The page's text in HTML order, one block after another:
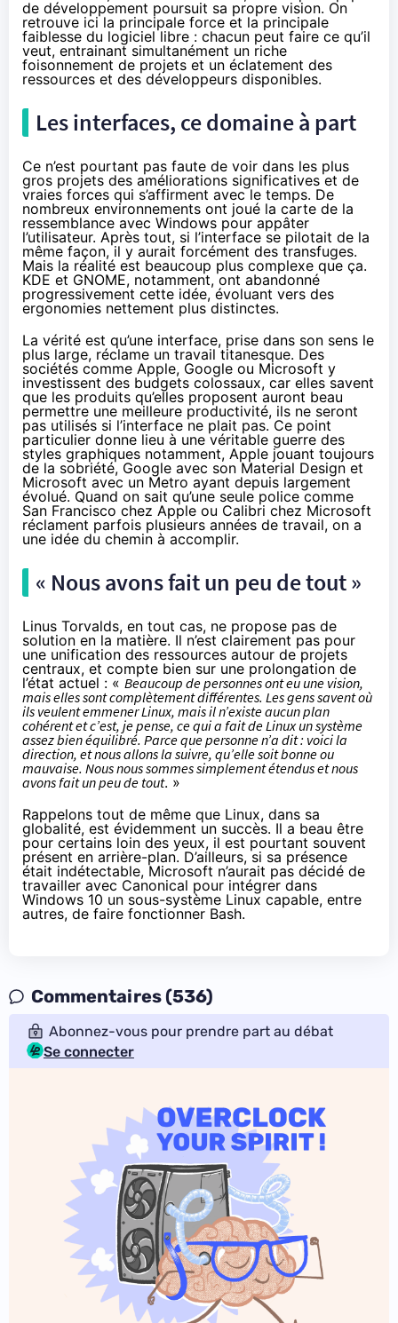
de développement poursuit sa propre vision. On
retrouve ici la principale force et la principale
faiblesse du logiciel libre : chacun peut faire ce qu’il
veut, entrainant simultanément un riche
foisonnement de projets et un éclatement des
ressources et des développeurs disponibles.
Les interfaces, ce domaine à part
Ce n’est pourtant pas faute de voir dans les plus
gros projets des améliorations significatives et de
vraies forces qui s’affirment avec le temps. De
nombreux environnements ont joué la carte de la
ressemblance avec Windows pour appâter
l’utilisateur. Après tout, si l’interface se pilotait de la
même façon, il y aurait forcément des transfuges.
Mais la réalité est beaucoup plus complexe que ça.
KDE et GNOME, notamment, ont abandonné
progressivement cette idée, évoluant vers des
ergonomies nettement plus distinctes.
La vérité est qu’une interface, prise dans son sens le
plus large, réclame un travail titanesque. Des
sociétés comme Apple, Google ou Microsoft y
investissent des budgets colossaux, car elles savent
que les produits qu’elles proposent auront beau
permettre une meilleure productivité, ils ne seront
pas utilisés si l’interface ne plait pas. Ce point
particulier donne lieu à une véritable guerre des
styles graphiques notamment, Apple jouant toujours
de la sobriété, Google avec son Material Design et
Microsoft avec un Metro ayant depuis largement
évolué. Quand on sait qu’une seule police comme
San Francisco chez Apple ou Calibri chez Microsoft
réclament parfois plusieurs années de travail, on a
une idée du chemin à accomplir.
« Nous avons fait un peu de tout »
Linus Torvalds, en tout cas, ne propose pas de
solution en la matière. Il n’est clairement pas pour
une unification des ressources autour de projets
centraux, et compte bien sur une prolongation de
l’état actuel : « Beaucoup de personnes ont eu une vision,
mais elles sont complètement différentes. Les gens savent où
ils veulent emmener Linux, mais il n’existe aucun plan
cohérent et c’est, je pense, ce qui a fait de Linux un système
assez bien équilibré. Parce que personne n’a dit : voici la
direction, et nous allons la suivre, qu’elle soit bonne ou
mauvaise. Nous nous sommes simplement étendus et nous
avons fait un peu de tout. »
Rappelons tout de même que Linux, dans sa
globalité, est évidemment un succès. Il a beau être
pour certains loin des yeux, il est pourtant souvent
présent en arrière-plan. D’ailleurs, si sa présence
était indétectable, Microsoft n’aurait pas décidé de
travailler avec Canonical pour intégrer dans
Windows 10 un sous-système Linux capable, entre
autres, de faire fonctionner Bash.
Commentaires (536)
Abonnez-vous pour prendre part au débat
Se connecter